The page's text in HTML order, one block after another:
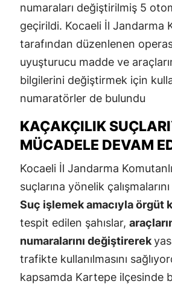
numaraları değiştirilmiş 5
geçirildi. Kocaeli İl Jandarma
tarafından düzenlenen
uyuşturucu madde ve
bilgilerini değiştirmek için
numaratörler de bulundu
KAÇAKÇILIK
MÜCADELE DEVAM
Kocaeli İl Jandarma
suçlarına yönelik
Suç işlemek amacıyla örgüt
tespit edilen şahıslar,
numaralarını değiştirerek
trafikte kullanılmasını
kapsamda Kartepe ilçesinde